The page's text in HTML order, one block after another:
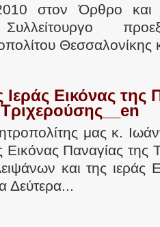
στον Όρθρο και
Συλλείτουργο
Θεσσαλονίκης
Ιεράς Εικόνας της
Τριχερούσης__en
μας κ.
Εικόνας Παναγίας της
και της ιεράς